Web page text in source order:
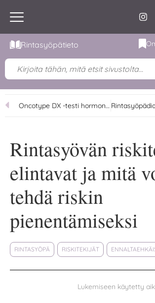
Rintasyöpätieto
Oncotype DX -testi hormonipositiivisessa rintasyövässä
Rintasyövän
elintavat ja mitä
tehdä riskin
pienentämiseksi
RINTASYÖPÄ RISKITEKIJÄT
Lukemiseen käytetty